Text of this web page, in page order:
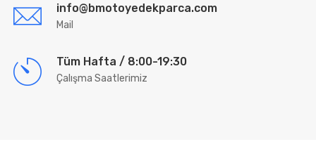
info@bmotoyedekparca.com
Mail
Tüm Hafta / 8:00-19:30
Çalışma Saatlerimiz